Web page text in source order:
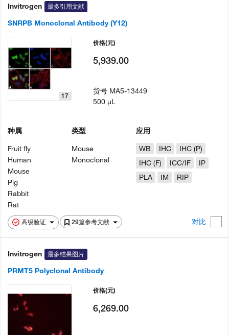
Invitrogen 最多引用文献
SNRPB Monoclonal Antibody (Y12)
高级验证 29篇参考文献 对比
17
种属
Fruit fly
Human
Mouse
Pig
Rabbit
Rat
类型
Mouse
Monoclonal
应用
WB
IHC
IHC (P)
IHC (F)
ICC/IF
IP
PLA
IM RIP
价格(元)
5,939.00
货号 MA5-13449
500 µL
Invitrogen 最多结果图片
PRMT5 Polyclonal Antibody
价格(元)
6,269.00